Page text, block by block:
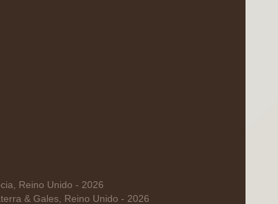
Reino Unido - 2026
& Gales, Reino Unido - 2026